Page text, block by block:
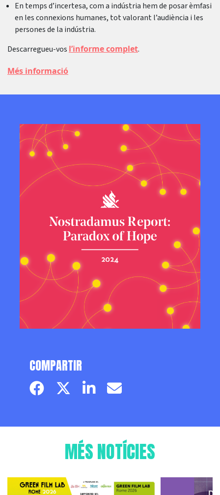
En temps d’incertesa, com a indústria hem de posar èmfasi
en les connexions humanes, tot valorant l’audiència i les
persones de la indústria.
Descarregueu-vos l’informe complet.
Més informació
COMPARTIR
Facebook pageTwitter page
LinkedinEmail
MÉS NOTÍCIES